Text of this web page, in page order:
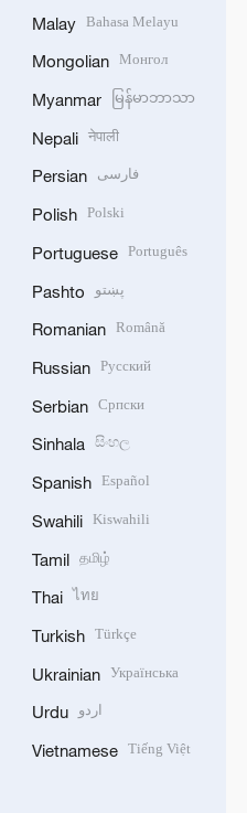
Malay Bahasa Melayu
Mongolian Монгол
Myanmar မြန်မာဘာသာ
Nepali नेपाली
Persian فارسی
Polish Polski
Portuguese Português
Pashto پښتو
Romanian Română
Russian Русский
Serbian Српски
Sinhala සිංහල
Spanish Español
Swahili Kiswahili
Tamil தமிழ்
Thai ไทย
Turkish Türkçe
Ukrainian Українська
Urdu اردو
Vietnamese Tiếng Việt